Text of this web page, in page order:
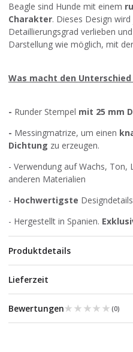
Beagle sind Hunde mit einem
Charakter. Dieses Design
Detaillierungsgrad verlieben
Darstellung wie möglich, mit
Was macht den
- Runder Stempel mit 25 mm
- Messingmatrize, um einen
Dichtung zu erzeugen.
- Verwendung auf Wachs, Ton,
anderen Materialien
- Hochwertigste
- Hergestellt in Spanien.
Produktdetails
Lieferzeit
Bewertungen★★★★★
★★★★★ (0)